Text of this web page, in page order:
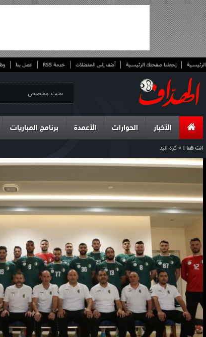
الرئيسية إجعلنا صفحتك الرئيسية أضف إلى المفضلات خدمة RSS اتصل بنا
الأخبار الحوارات الأعمدة برنامج المباريات
انت هنا : » كرة اليد